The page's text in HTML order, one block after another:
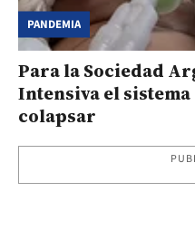
PANDEMIA
Para la Sociedad
Intensiva el
colapsar